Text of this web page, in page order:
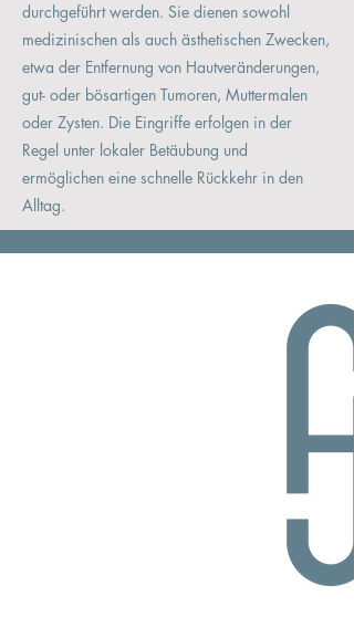
durchgeführt werden. Sie dienen sowohl
medizinischen als auch ästhetischen Zwecken,
etwa der Entfernung von Hautveränderungen,
gut- oder bösartigen Tumoren, Muttermalen
oder Zysten. Die Eingriffe erfolgen in der
Regel unter lokaler Betäubung und
ermöglichen eine schnelle Rückkehr in den
Alltag.